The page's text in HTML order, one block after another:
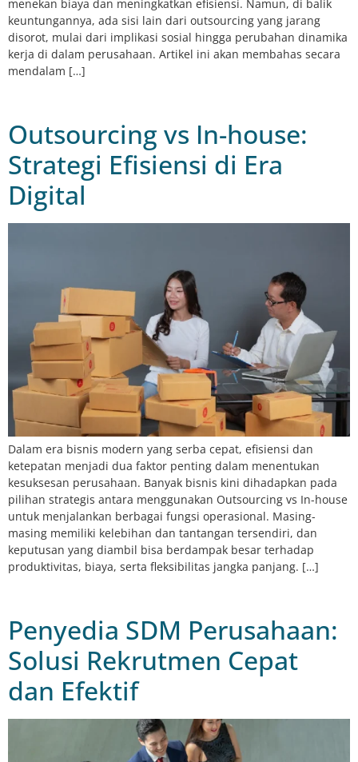
menekan biaya dan meningkatkan efisiensi. Namun, di balik
keuntungannya, ada sisi lain dari outsourcing yang jarang
disorot, mulai dari implikasi sosial hingga perubahan dinamika
kerja di dalam perusahaan. Artikel ini akan membahas secara
mendalam […]
Outsourcing vs In-house:
Strategi Efisiensi di Era
Digital
Dalam era bisnis modern yang serba cepat, efisiensi dan
ketepatan menjadi dua faktor penting dalam menentukan
kesuksesan perusahaan. Banyak bisnis kini dihadapkan pada
pilihan strategis antara menggunakan Outsourcing vs In-house
untuk menjalankan berbagai fungsi operasional. Masing-
masing memiliki kelebihan dan tantangan tersendiri, dan
keputusan yang diambil bisa berdampak besar terhadap
produktivitas, biaya, serta fleksibilitas jangka panjang. […]
Penyedia SDM Perusahaan:
Solusi Rekrutmen Cepat
dan Efektif